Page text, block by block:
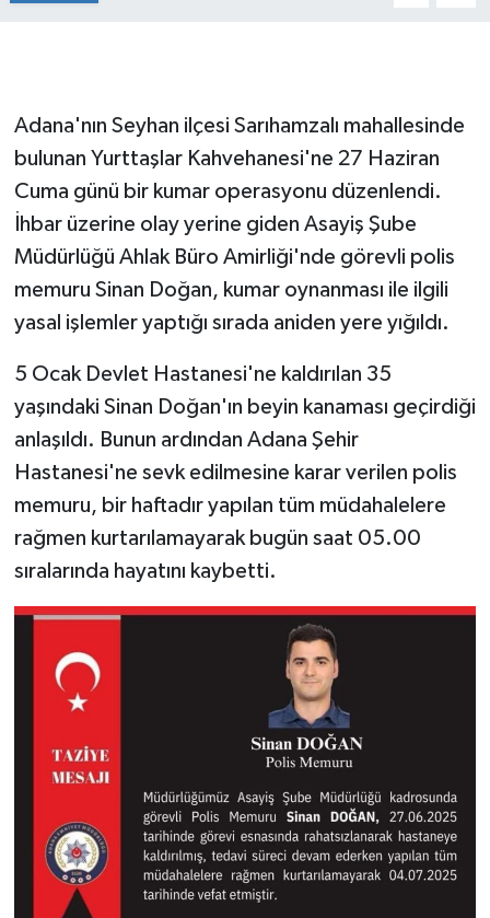
Adana'nın Seyhan ilçesi Sarıhamzalı mahallesinde
bulunan Yurttaşlar Kahvehanesi'ne 27 Haziran
Cuma günü bir kumar operasyonu düzenlendi.
İhbar üzerine olay yerine giden Asayiş Şube
Müdürlüğü Ahlak Büro Amirliği'nde görevli polis
memuru Sinan Doğan, kumar oynanması ile ilgili
yasal işlemler yaptığı sırada aniden yere yığıldı.
5 Ocak Devlet Hastanesi'ne kaldırılan 35
yaşındaki Sinan Doğan'ın beyin kanaması geçirdiği
anlaşıldı. Bunun ardından Adana Şehir
Hastanesi'ne sevk edilmesine karar verilen polis
memuru, bir haftadır yapılan tüm müdahalelere
rağmen kurtarılamayarak bugün saat 05.00
sıralarında hayatını kaybetti.